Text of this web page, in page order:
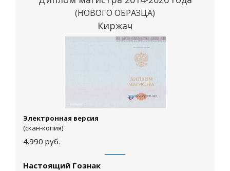
(НОВОГО ОБРАЗЦА)
Киржач
Электронная версия
(скан-копия)
4.990 руб.
Настоящий Гознак